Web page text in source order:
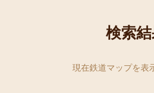
検索
現在鉄道マップを表